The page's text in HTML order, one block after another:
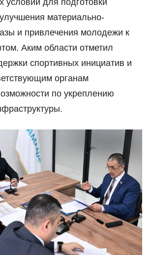
условий для подготовки
материально-
и привлечения молодежи к
Аким области отметил
спортивных инициатив и
органам
по укреплению